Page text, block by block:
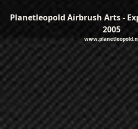
Planetleopold Airbrush Arts -
2005